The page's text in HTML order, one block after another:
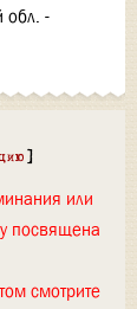
обл. -
]
или
посвящена
смотрите